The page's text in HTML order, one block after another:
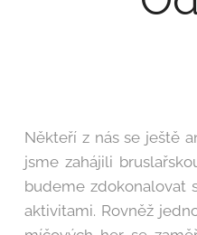
Někteří z nás se ještě
jsme zahájili
budeme zdokonalovat
aktivitami. Rovněž